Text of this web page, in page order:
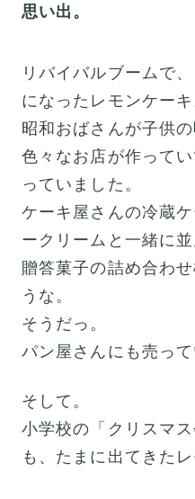
思い出。
リバイバルブームで
になったレモンケーキ
昭和おばさんが子供の
色々なお店が作って
っていました。
ケーキ屋さんの冷蔵
ークリームと一緒に並
贈答菓子の詰め合わ
うな。
そうだっ。
パン屋さんにも売っ
そして。
小学校の「クリスマ
も、たまに出てきたレ